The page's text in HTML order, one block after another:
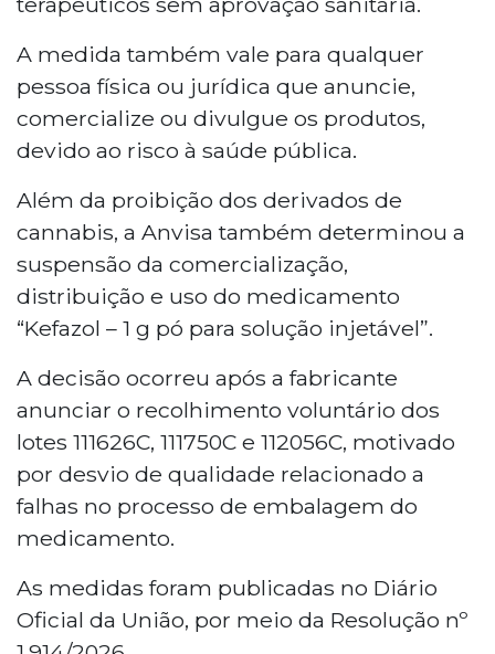
A medida também vale para qualquer
pessoa física ou jurídica que anuncie,
comercialize ou divulgue os produtos,
devido ao risco à saúde pública.
Além da proibição dos derivados de
cannabis, a Anvisa também determinou a
suspensão da comercialização,
distribuição e uso do medicamento
“Kefazol – 1 g pó para solução injetável”.
A decisão ocorreu após a fabricante
anunciar o recolhimento voluntário dos
lotes 111626C, 111750C e 112056C, motivado
por desvio de qualidade relacionado a
falhas no processo de embalagem do
medicamento.
As medidas foram publicadas no Diário
Oficial da União, por meio da Resolução nº